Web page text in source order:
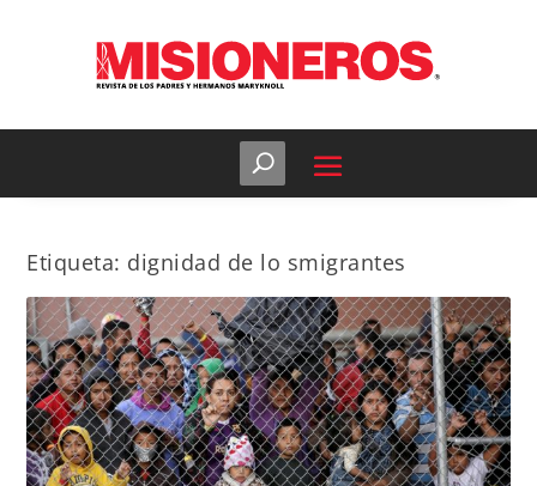
Etiqueta: dignidad de lo smigrantes